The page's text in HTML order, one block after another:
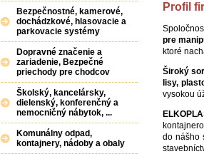
Profil
pre
ktoré
Široký
lisy,
vysokou
do nášho
Bezpečnostné, kamerové,
dochádzkové, hlasovacie a
parkovacie systémy
Dopravné značenie a
zariadenie, Bezpečné
priechody pre chodcov
Školský, kancelársky,
dielenský, konferenčný a
nemocničný nábytok, ...
Komunálny odpad,
kontajnery, nádoby a obaly